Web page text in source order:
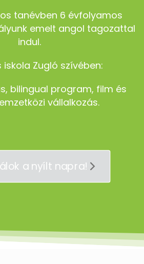
tanévben 6 évfolyamos
emelt angol tagozattal
indul.
Zugló szívében:
bilingual program, film és
vállalkozás.
a nyílt napra!